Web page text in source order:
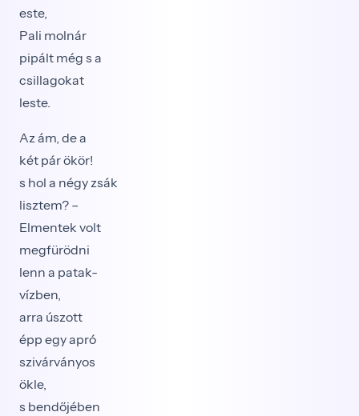
este,
Pali molnár
pipált még s a
csillagokat
leste.
Az ám, de a
két pár ökör!
s hol a négy zsák
lisztem? –
Elmentek volt
megfürödni
lenn a patak-
vízben,
arra úszott
épp egy apró
szivárványos
ökle,
s bendőjében